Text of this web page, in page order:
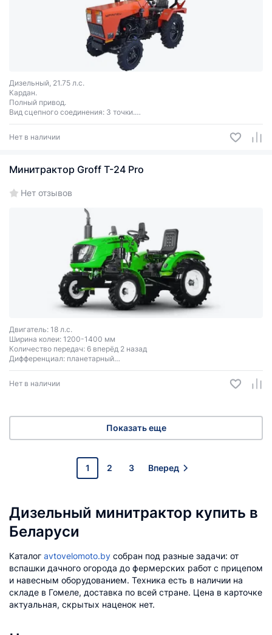
Дизельный, 21.75 л.с.
Кардан.
Полный привод.
Вид сцепного соединения: 3 точки.
ВОМ
Нет в наличии
Минитрактор Groff Т-24 Pro
Нет отзывов
Двигатель: 18 л.с.
Ширина колеи: 1200-1400 мм
Количество передач: 6 вперёд 2 назад
Дифференциал: планетарный
Система гидравлики: одновекторная (4 положения)
Блокировка заднего моста: есть
Нет в наличии
Показать еще
1 2 3 Вперед
Дизельный минитрактор купить в
Беларуси
Каталог avtovelomoto.by собран под разные задачи: от
вспашки дачного огорода до фермерских работ с прицепом
и навесным оборудованием. Техника есть в наличии на
складе в Гомеле, доставка по всей стране. Цена в карточке
актуальная, скрытых наценок нет.